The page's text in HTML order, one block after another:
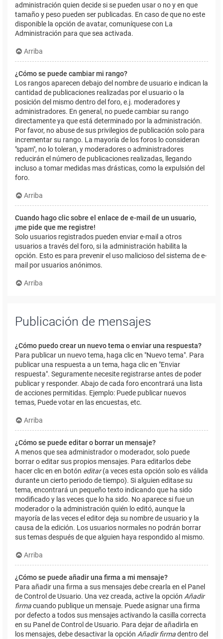
administración quien decide si se pueden usar o no y en que
tamaño y peso pueden ser publicadas. En caso de que no este
disponible la opción de avatar, comuníquese con La
Administración para que sea activada.
Arriba
¿Cómo se puede cambiar mi rango?
Los rangos aparecen debajo del nombre de usuario e indican la
cantidad de publicaciones realizadas por el usuario o la
posición del mismo dentro del foro, e.j. moderadores y
administradores. En general, no puede cambiar su rango
directamente ya que está determinado por la administración.
Por favor, no abuse de sus privilegios de publicación solo para
incrementar su rango. La mayoría de los foros lo consideran
"spam", no lo toleran, y moderadores o administradores
reducirán el número de publicaciones realizadas, llegando
incluso a tomar medidas mas drásticas, como la expulsión del
foro.
Arriba
Cuando hago clic sobre el enlace de e-mail de un usuario,
¡me pide que me registre!
Solo usuarios registrados pueden enviar e-mail a otros
usuarios a través del foro, si la administración habilita la
opción. Esto es para prevenir el uso malicioso del sistema de e-
mail por usuarios anónimos.
Arriba
Publicación de mensajes
¿Cómo puedo crear un nuevo tema o enviar una respuesta?
Para publicar un nuevo tema, haga clic en "Nuevo tema". Para
publicar una respuesta a un tema, haga clic en "Enviar
respuesta". Seguramente necesite registrarse antes de poder
publicar y responder. Abajo de cada foro encontrará una lista
de acciones permitidas. Ejemplo: Puede publicar nuevos
temas, Puede votar en las encuestas, etc.
Arriba
¿Cómo se puede editar o borrar un mensaje?
A menos que sea administrador o moderador, solo puede
borrar o editar sus propios mensajes. Para editarlos debe
hacer clic en en botón editar(a veces esta opción solo es válida
durante un cierto periodo de tiempo). Si alguien editase su
tema, encontrará un pequeño texto indicando que ha sido
modificado y las veces que lo ha sido. No aparece si fue un
moderador o la administración quién lo editó, aunque la
mayoría de las veces el editor deja su nombre de usuario y la
causa de la edición. Los usuarios normales no podrán borrar
sus temas después de que alguien haya respondido al mismo.
Arriba
¿Cómo se puede añadir una firma a mi mensaje?
Para añadir una firma a sus mensajes debe crearla en el Panel
de Control de Usuario. Una vez creada, active la opción Añadir
firmacuando publique un mensaje. Puede asignar una firma
por defecto a todos sus mensajes activando la casilla correcta
en su Panel de Control de Usuario. Para dejar de añadirla en
los mensajes, debe desactivar la opción Añadir firmadentro del